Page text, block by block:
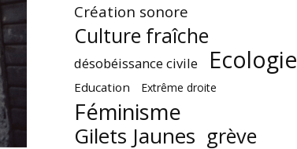
Création sonore
Culture fraîche
désobéissance civile Ecologie
Education Extrême droite
Féminisme
Gilets Jaunes grève